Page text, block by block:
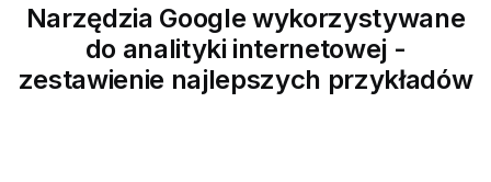
Narzędzia Google wykorzystywane
do analityki internetowej -
zestawienie najlepszych przykładów